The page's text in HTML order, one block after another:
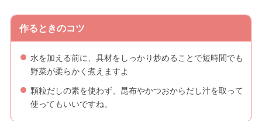
作るときのコツ
水を加える前に、具材をしっかり炒めることで短時間でも
野菜が柔らかく煮えますよ
顆粒だしの素を使わず、昆布やかつおからだし汁を取って
使ってもいいですね。